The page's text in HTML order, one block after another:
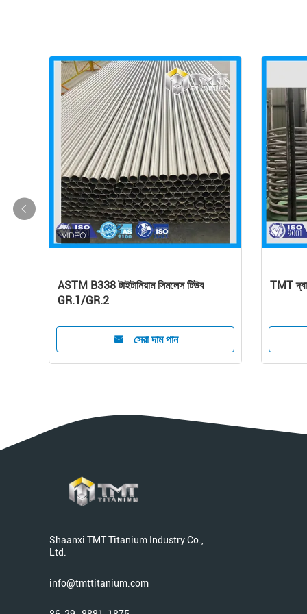
ASTM B338 টাইটানিয়াম সিমলেস টিউব
GR.1/GR.2
সেরা দাম পান
TMT
Shaanxi TMT Titanium Industry Co.,
Ltd.
info@tmttitanium.com